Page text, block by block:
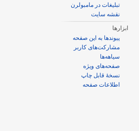
تبلیغات در مامبولرن
نقشه سایت
ابزارها
پیوندها به این صفحه
مشارکت‌های کاربر
سیاهه‌ها
صفحه‌های ویژه
نسخهٔ قابل چاپ
اطلاعات صفحه